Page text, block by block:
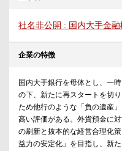
社名非公開 : 国内大手金融
企業の特徴
国内大手銀行を母体とし、一
の下、新たに再スタートを切
ため他行のような「負の遺産
高い評価がある。外貨預金に
の刷新と抜本的な経営合理化
益力の安定化」を目指し、新